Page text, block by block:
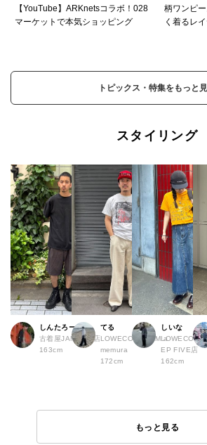
【YouTube】ARKnetsコラボ！028
マーケットで本気ショッピング
柄ワンピ
く着るレ
トピックス・特集をもっと
スタイリング
しんたろー
古着屋JAM 仙台店
163cm
てる
LOWECO by JAM a
memura
172cm
しいな
LOWECO by
EP FIVE店
162cm
もっと見る